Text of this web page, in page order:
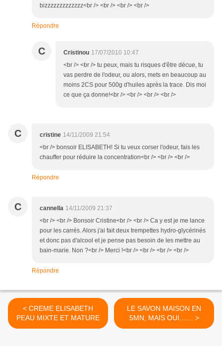
bizzzzzzzzzzzzz<br /> <br /> <br /> <br />
Répondre
C Cristinou 17/07/2010 10:47
<br /> <br /> tu peux, mais tu risques d'être décue, tu
vas perdre de l'odeur, ou alors, mets en beaucoup au
moins 2CS pour 500g d'huiles après la trace. Dis moi
ce que ça donne!<br /> <br /> <br /> <br />
C cristine 14/11/2009 21:54
<br /> bonsoir ELISABETH! Si tu veux corser l'odeur, fais les
chauffer pour réduire la concentration<br /> <br /> <br />
Répondre
C cannella 14/11/2009 21:37
<br /> <br /> Bonsoir Cristine<br /> <br /> Ca y est je me lance
pour les carrés. Alors j'ai fait deux trempettes hydro-glycérinés
et donc pas d'alcool et je pense pas besoin de les mettre au
bain-marie. Non ?<br /> Merci !<br /> <br /> <br /> <br />
Répondre
< CREME ELISABETH
PEAU MIXTE ET MATURE
LE SAVON MAISON EN
5MN, MAIS OUI....... >